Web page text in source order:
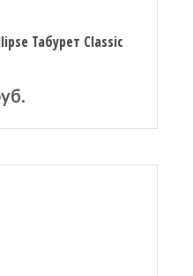
Табурет Classic